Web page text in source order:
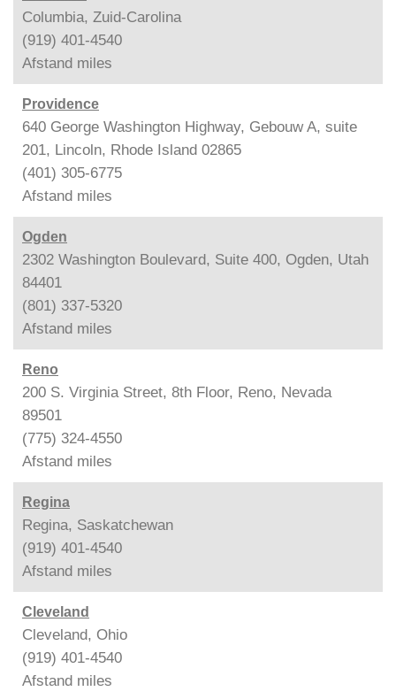
Columbia, Zuid-Carolina
(919) 401-4540
Afstand miles
Providence
640 George Washington Highway, Gebouw A, suite
201, Lincoln, Rhode Island 02865
(401) 305-6775
Afstand miles
Ogden
2302 Washington Boulevard, Suite 400, Ogden, Utah
84401
(801) 337-5320
Afstand miles
Reno
200 S. Virginia Street, 8th Floor, Reno, Nevada
89501
(775) 324-4550
Afstand miles
Regina
Regina, Saskatchewan
(919) 401-4540
Afstand miles
Cleveland
Cleveland, Ohio
(919) 401-4540
Afstand miles